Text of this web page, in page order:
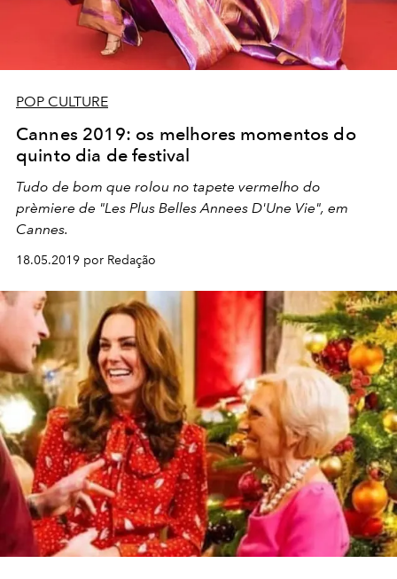
POP CULTURE
Cannes 2019: os melhores momentos do
quinto dia de festival
Tudo de bom que rolou no tapete vermelho do
prèmiere de "Les Plus Belles Annees D'Une Vie", em
Cannes.
18.05.2019 por Redação